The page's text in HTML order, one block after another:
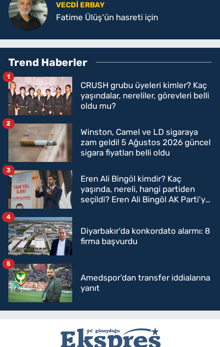
VECDI ERBAY
Fatime Ülüş'ün hasreti için
Trend Haberler
CRUSH grubu üyeleri kimler? Kaç
yaşındalar, nereliler, görevleri belli
oldu mu?
1
Winston, Camel ve LD sigaraya
zam geldi! 5 Ağustos 2026 güncel
sigara fiyatları belli oldu
2
Eren Ali Bingöl kimdir? Kaç
yaşında, nereli, hangi partiden
seçildi? Eren Ali Bingöl AK Parti'ye
3
Diyarbakır'da konkordato alarmı: 8
firma başvurdu
4
Amedspor’dan transfer iddialarına
yanıt
5